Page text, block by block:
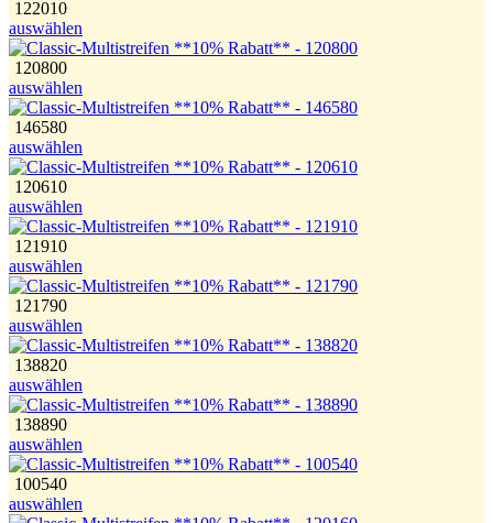
122010
auswählen
120800
auswählen
146580
auswählen
120610
auswählen
121910
auswählen
121790
auswählen
138820
auswählen
138890
auswählen
100540
auswählen